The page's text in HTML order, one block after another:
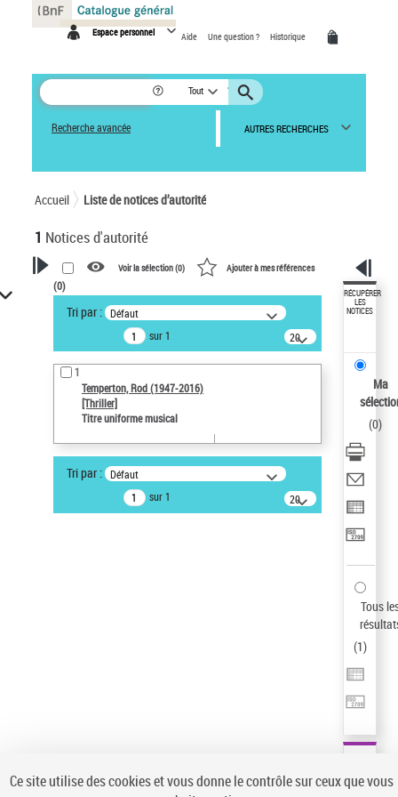
Espace personnel Aide Une question ? Historique
Tout
Recherche avancée AUTRES RECHERCHES
Accueil Liste de notices d’autorité
1 Notices d'autorité
VOTRE RECHERCHE
Recherche avancée dans les
notices d’autorité
Œuvres liées à l'auteur :
Temperton, Rod (1947-2016)
Sauvegarder votre recherche
AFFINER
Type de notice d'autorité
Voir la sélection (0) Ajouter à mes références
(0)
Tri par : Défaut
sur 1
20
résultats/page
1
Temperton, Rod (1947-2016)
[Thriller]
Titre uniforme musical
Tri par : Défaut
sur 1
20
résultats/page
RÉCUPÉRER
LES
NOTICES
Ma
(0)
Tous
(1)
Panneau de gestion des cookies
Ce site utilise des cookies et vous donne le contrôle sur ceux que vous